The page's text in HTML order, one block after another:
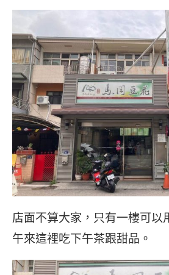
店面不算大家，只有一樓可以
午來這裡吃下午茶跟甜品。